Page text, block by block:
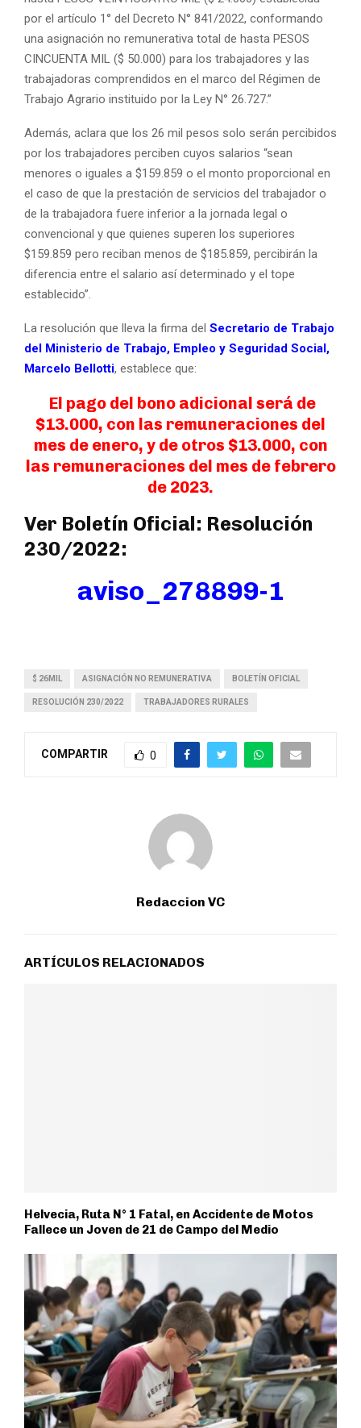
por el artículo 1° del Decreto N° 841/2022, conformando
una asignación no remunerativa total de hasta PESOS
CINCUENTA MIL ($ 50.000) para los trabajadores y las
trabajadoras comprendidos en el marco del Régimen de
Trabajo Agrario instituido por la Ley N° 26.727.”
Además, aclara que los 26 mil pesos solo serán percibidos
por los trabajadores perciben cuyos salarios “sean
menores o iguales a $159.859 o el monto proporcional en
el caso de que la prestación de servicios del trabajador o
de la trabajadora fuere inferior a la jornada legal o
convencional y que quienes superen los superiores
$159.859 pero reciban menos de $185.859, percibirán la
diferencia entre el salario así determinado y el tope
establecido”.
La resolución que lleva la firma del Secretario de Trabajo
del Ministerio de Trabajo, Empleo y Seguridad Social,
Marcelo Bellotti, establece que:
El pago del bono adicional será de
$13.000, con las remuneraciones del
mes de enero, y de otros $13.000, con
las remuneraciones del mes de febrero
de 2023.
Ver Boletín Oficial: Resolución
230/2022:
aviso_278899-1
$ 26MIL ASIGNACIÓN NO REMUNERATIVA BOLETÍN OFICIAL
RESOLUCIÓN 230/2022 TRABAJADORES RURALES
COMPARTIR 0
Redaccion VC
ARTÍCULOS RELACIONADOS
Helvecia, Ruta N° 1 Fatal, en Accidente de Motos
Fallece un Joven de 21 de Campo del Medio